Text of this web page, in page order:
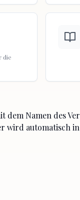
die
Namen des
wird automatisch